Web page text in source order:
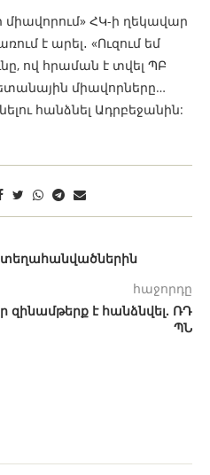
ՀԿ-ի ղեկավար
է արել․ «Ուզում եմ
ով հրաման է տվել ՊԲ
միավորները…
հանձնել Ադրբեջանին:
տեղահանվածներին
հաջորդը
զինամթերք է հանձնվել. ՌԴ
ՊՆ